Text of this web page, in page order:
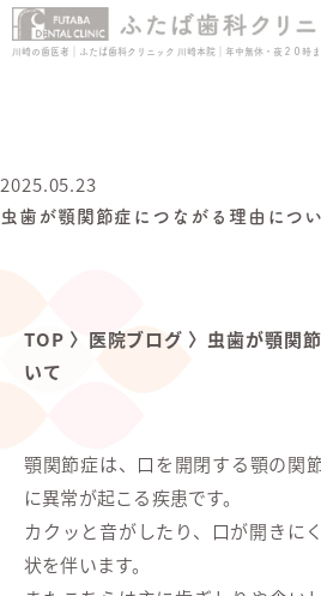
川崎の歯医者｜ふたば歯科クリニック 川崎本院｜年中無休・夜２０時ま
2025.05.23
虫歯が顎関節症につながる理由につ
TOP 〉 医院ブログ 〉 虫歯が顎関
いて
顎関節症は、口を開閉する顎の関
に異常が起こる疾患です。
カクッと音がしたり、口が開きに
状を伴います。